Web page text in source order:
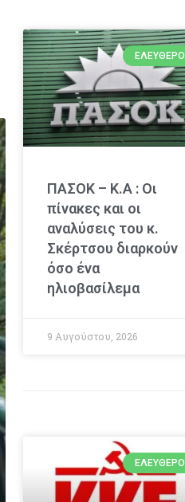
ΕΛΕΎΘΕΡΟ
ΠΑΣΟΚ – Κ.Α : Οι
πίνακες και οι
αναλύσεις του κ.
Σκέρτσου διαρκούν
όσο ένα
ηλιοβασίλεμα
9 Αυγούστου, 2026
ΕΛΕΎΘΕΡΟ